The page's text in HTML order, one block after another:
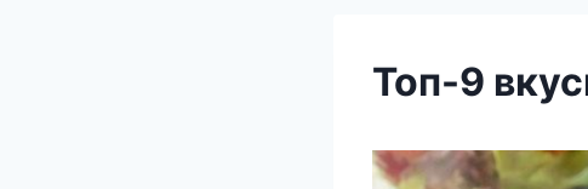
Топ-9